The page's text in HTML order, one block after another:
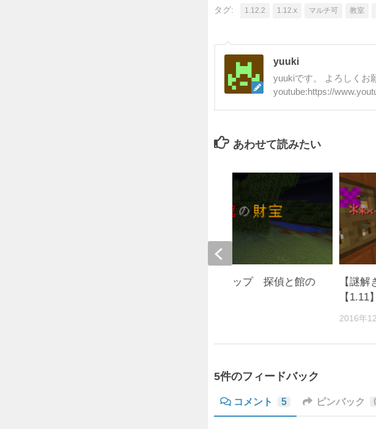
タグ: 1.12.2 1.12.x マルチ可 教室
yuuki
yuukiです。 よろしくお
youtube:https://
あわせて読みたい
【謎
【1.11】
2016年
[MCver1.14.3]謎解きマップ 探偵と館の
5件のフィードバック
コメント 5 ピンバック